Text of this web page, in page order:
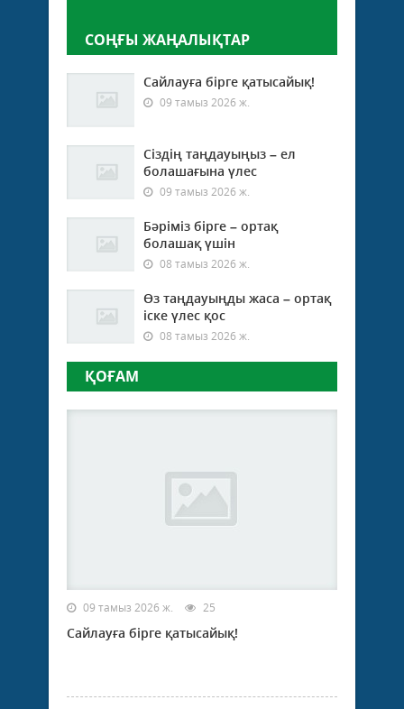
СОҢҒЫ ЖАҢАЛЫҚТАР
Сайлауға бірге қатысайық!
09 тамыз 2026 ж.
Сіздің таңдауыңыз – ел
болашағына үлес
09 тамыз 2026 ж.
Бәріміз бірге – ортақ
болашақ үшін
08 тамыз 2026 ж.
Өз таңдауыңды жаса – ортақ
іске үлес қос
08 тамыз 2026 ж.
ҚОҒАМ
09 тамыз 2026 ж. 25
Сайлауға бірге қатысайық!